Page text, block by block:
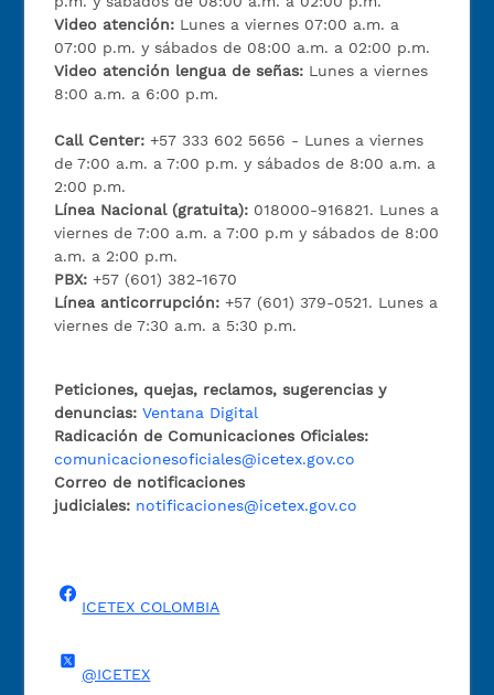
Video atención: Lunes a viernes 07:00 a.m. a
07:00 p.m. y sábados de 08:00 a.m. a 02:00 p.m.
Video atención lengua de señas: Lunes a viernes
8:00 a.m. a 6:00 p.m.
Call Center:+57 333 602 5656 - Lunes a viernes
de 7:00 a.m. a 7:00 p.m. y sábados de 8:00 a.m. a
2:00 p.m.
Línea Nacional (gratuita): 018000-916821. Lunes a
viernes de 7:00 a.m. a 7:00 p.m y sábados de 8:00
a.m. a 2:00 p.m.
PBX:+57 (601) 382-1670
Línea anticorrupción:+57 (601) 379-0521. Lunes a
viernes de 7:30 a.m. a 5:30 p.m.
Peticiones, quejas, reclamos, sugerencias y
denuncias: Ventana Digital
Radicación de Comunicaciones Oficiales:
comunicacionesoficiales@icetex.gov.co
Correo de notificaciones
judiciales: notificaciones@icetex.gov.co
ICETEX COLOMBIA
@ICETEX